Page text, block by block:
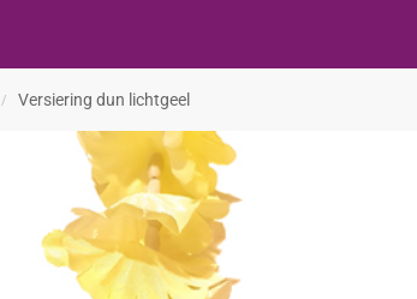
/ Versiering dun lichtgeel